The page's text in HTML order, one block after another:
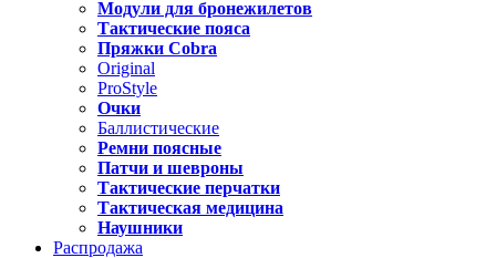
Модули для бронежилетов
Тактические пояса
Пряжки Cobra
Original
ProStyle
Очки
Баллистические
Ремни поясные
Патчи и шевроны
Тактические перчатки
Тактическая медицина
Наушники
Распродажа